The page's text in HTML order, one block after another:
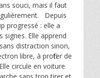
souci, mais il faut
Depuis
progressé : elle a
signes. Elle apprend
distraction sinon,
libre, à profiter de
circule en voiture